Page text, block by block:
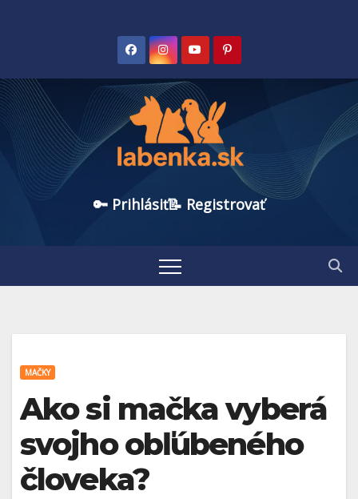
🔑 Prihlásiť📝 Registrovať
MAČKY
Ako si mačka vyberá
svojho obľúbeného
človeka?